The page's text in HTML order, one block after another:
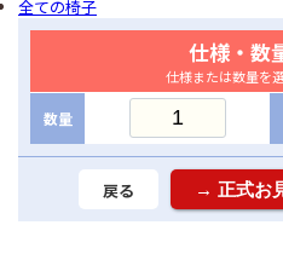
全ての椅子
仕様・数
仕様または数量を
数量
戻る